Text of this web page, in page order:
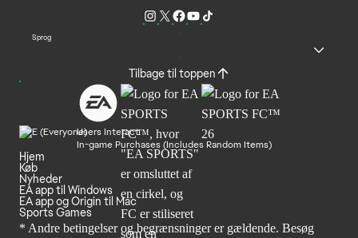
Sprog
Tilbage til toppen
Users Interact
In-game Purchases (Includes Random Items)
Hjem
Køb
Nyheder
EA app til Windows
EA app og Origin til Mac
Sports Games
* Andre betingelser og begrænsninger er gældende. Besøg